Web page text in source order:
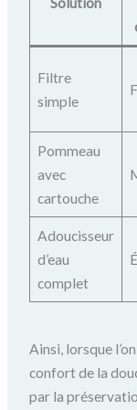
Filtre
simple
Pommeau
avec
cartouche
Adoucisseur
d’eau
complet
Ainsi, lorsque
confort de la
par la